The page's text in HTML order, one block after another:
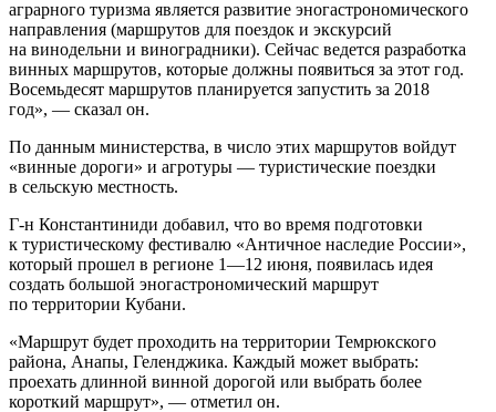
аграрного туризма является развитие эногастрономического
направления (маршрутов для поездок и экскурсий
на винодельни и виноградники). Сейчас ведется разработка
винных маршрутов, которые должны появиться за этот год.
Восемьдесят маршрутов планируется запустить за 2018
год», — сказал он.
По данным министерства, в число этих маршрутов войдут
«винные дороги» и агротуры — туристические поездки
в сельскую местность.
Г-н Константиниди добавил, что во время подготовки
к туристическому фестивалю «Античное наследие России»,
который прошел в регионе 1—12 июня, появилась идея
создать большой эногастрономический маршрут
по территории Кубани.
«Маршрут будет проходить на территории Темрюкского
района, Анапы, Геленджика. Каждый может выбрать:
проехать длинной винной дорогой или выбрать более
короткий маршрут», — отметил он.